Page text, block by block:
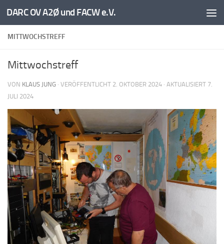
Unter dem Inhalt
DARC OV A2Ø und FACW e.V.
MITTWOCHSTREFF
Mittwochstreff
VON KLAUS JUNG · VERÖFFENTLICHT 2. OKTOBER 2024 · AKTUALISIERT 7.
JULI 2024